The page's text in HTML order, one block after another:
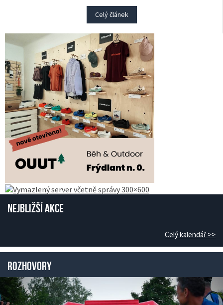
Celý článek
Nejbližší akce
Celý kalendář >>
Rozhovory